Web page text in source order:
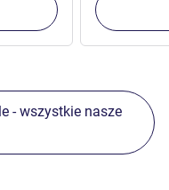
- wszystkie nasze